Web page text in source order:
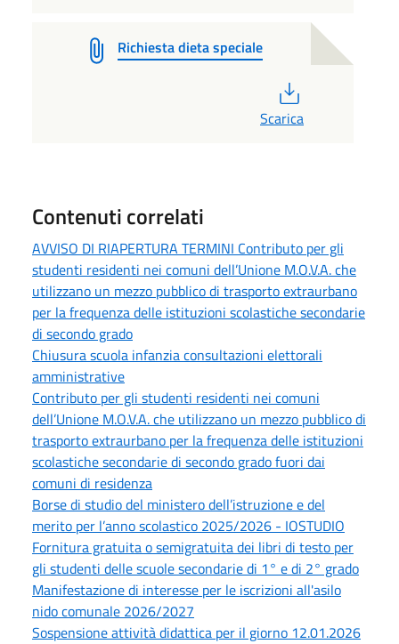
Richiesta dieta speciale
Scarica
Contenuti correlati
AVVISO DI RIAPERTURA TERMINI Contributo per gli
studenti residenti nei comuni dell’Unione M.O.V.A. che
utilizzano un mezzo pubblico di trasporto extraurbano
per la frequenza delle istituzioni scolastiche secondarie
di secondo grado
Chiusura scuola infanzia consultazioni elettorali
amministrative
Contributo per gli studenti residenti nei comuni
dell’Unione M.O.V.A. che utilizzano un mezzo pubblico di
trasporto extraurbano per la frequenza delle istituzioni
scolastiche secondarie di secondo grado fuori dai
comuni di residenza
Borse di studio del ministero dell’istruzione e del
merito per l’anno scolastico 2025/2026 - IOSTUDIO
Fornitura gratuita o semigratuita dei libri di testo per
gli studenti delle scuole secondarie di 1° e di 2° grado
Manifestazione di interesse per le iscrizioni all'asilo
nido comunale 2026/2027
Sospensione attività didattica per il giorno 12.01.2026